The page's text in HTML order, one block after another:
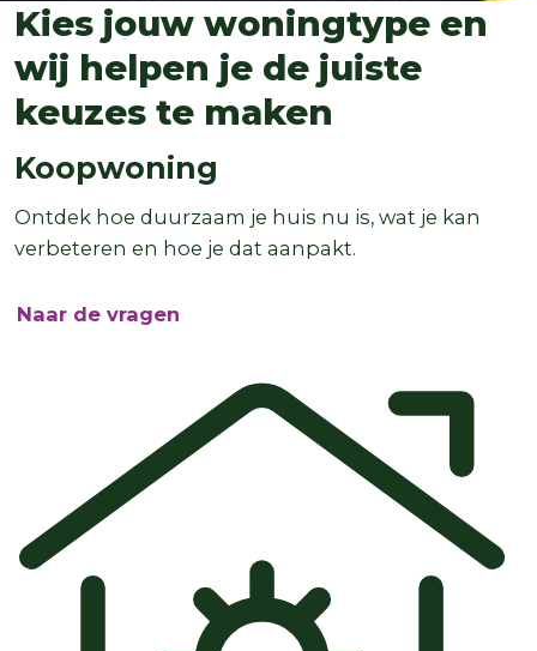
Kies jouw woningtype en
wij helpen je de juiste
keuzes te maken
Koopwoning
Ontdek hoe duurzaam je huis nu is, wat je kan
verbeteren en hoe je dat aanpakt.
Naar de vragen